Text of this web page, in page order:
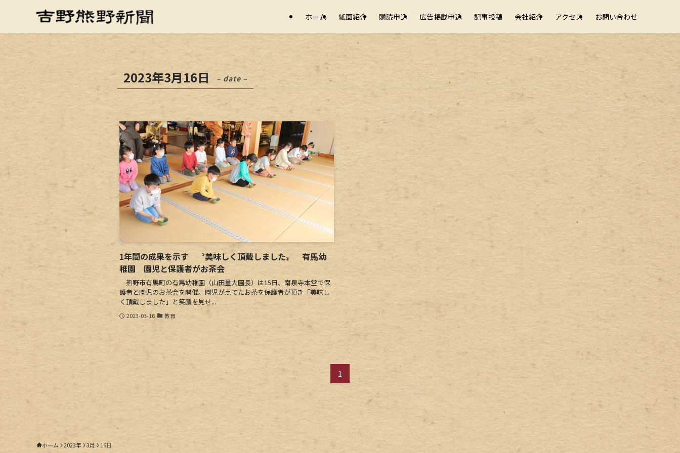
ホーム 紙面紹介 購読申込 広告掲載申込 記事投稿 会社紹介 アクセス お問い合わせ
2023年3月16日 – date –
1年間の成果を示す 〝美味しく頂戴しました〟 有馬幼
稚園 園児と保護者がお茶会
熊野市有馬町の有馬幼稚園（山田量大園長）は15日、南泉寺本堂で保
護者と園児のお茶会を開催。園児が点てたお茶を保護者が頂き「美味し
く頂戴しました」と笑顔を見せ...
2023-03-16 教育
1
ホーム 2023年 3月 16日